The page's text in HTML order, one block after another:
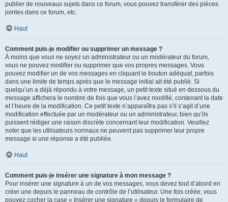
publier de nouveaux sujets dans ce forum, vous pouvez transférer des pièces
jointes dans ce forum, etc.
Haut
Comment puis-je modifier ou supprimer un message ?
À moins que vous ne soyez un administrateur ou un modérateur du forum,
vous ne pouvez modifier ou supprimer que vos propres messages. Vous
pouvez modifier un de vos messages en cliquant le bouton adéquat, parfois
dans une limite de temps après que le message initial ait été publié. Si
quelqu’un a déjà répondu à votre message, un petit texte situé en dessous du
message affichera le nombre de fois que vous l’avez modifié, contenant la date
et l’heure de la modification. Ce petit texte n’apparaîtra pas s’il s’agit d’une
modification effectuée par un modérateur ou un administrateur, bien qu’ils
puissent rédiger une raison discrète concernant leur modification. Veuillez
noter que les utilisateurs normaux ne peuvent pas supprimer leur propre
message si une réponse a été publiée.
Haut
Comment puis-je insérer une signature à mon message ?
Pour insérer une signature à un de vos messages, vous devez tout d’abord en
créer une depuis le panneau de contrôle de l’utilisateur. Une fois créée, vous
pouvez cocher la case « Insérer une signature » depuis le formulaire de